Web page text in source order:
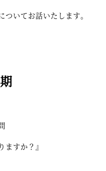
いてお話いたします。
ますか？』